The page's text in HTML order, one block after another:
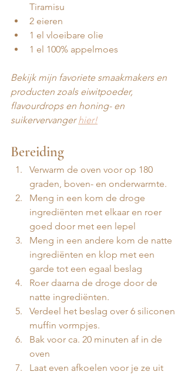
Tiramisu
2 eieren
1 el vloeibare olie
1 el 100% appelmoes
Bekijk mijn favoriete smaakmakers en
producten zoals eiwitpoeder,
flavourdrops en honing- en
suikervervanger hier!
Bereiding
Verwarm de oven voor op 180
graden, boven- en onderwarmte.
Meng in een kom de droge
ingrediënten met elkaar en roer
goed door met een lepel
Meng in een andere kom de natte
ingrediënten en klop met een
garde tot een egaal beslag
Roer daarna de droge door de
natte ingrediënten.
Verdeel het beslag over 6 siliconen
muffin vormpjes.
Bak voor ca. 20 minuten af in de
oven
Laat even afkoelen voor je ze uit